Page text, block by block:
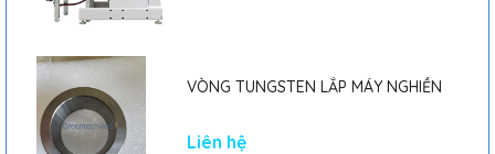
VÒNG TUNGSTEN LẮP MÁY NGHIỀN
Liên hệ